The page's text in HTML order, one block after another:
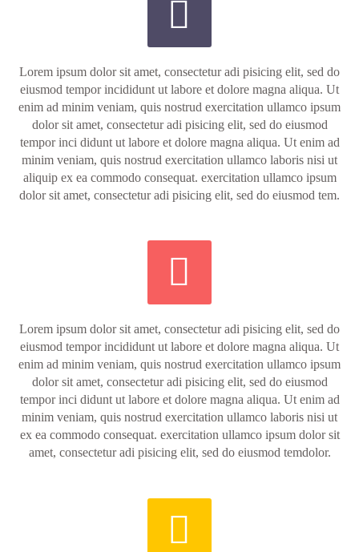


Lorem ipsum dolor sit amet, consectetur adi pisicing elit, sed do
eiusmod tempor incididunt ut labore et dolore magna aliqua. Ut
enim ad minim veniam, quis nostrud exercitation ullamco ipsum
dolor sit amet, consectetur adi pisicing elit, sed do eiusmod
tempor inci didunt ut labore et dolore magna aliqua. Ut enim ad
minim veniam, quis nostrud exercitation ullamco laboris nisi ut
aliquip ex ea commodo consequat. exercitation ullamco ipsum
dolor sit amet, consectetur adi pisicing elit, sed do eiusmod tem.


Lorem ipsum dolor sit amet, consectetur adi pisicing elit, sed do
eiusmod tempor incididunt ut labore et dolore magna aliqua. Ut
enim ad minim veniam, quis nostrud exercitation ullamco ipsum
dolor sit amet, consectetur adi pisicing elit, sed do eiusmod
tempor inci didunt ut labore et dolore magna aliqua. Ut enim ad
minim veniam, quis nostrud exercitation ullamco laboris nisi ut
ex ea commodo consequat. exercitation ullamco ipsum dolor sit
amet, consectetur adi pisicing elit, sed do eiusmod temdolor.

